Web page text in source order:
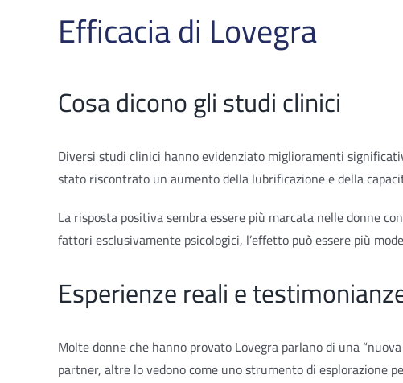
Efficacia di Lovegra
Cosa dicono gli studi clinici
Diversi studi clinici hanno evidenziato miglioramenti
stato riscontrato un aumento della lubrificazione e della
La risposta positiva sembra essere più marcata nelle donne
fattori esclusivamente psicologici, l’effetto può essere più
Esperienze reali e
Molte donne che hanno provato Lovegra parlano di una
partner, altre lo vedono come uno strumento di esplorazione